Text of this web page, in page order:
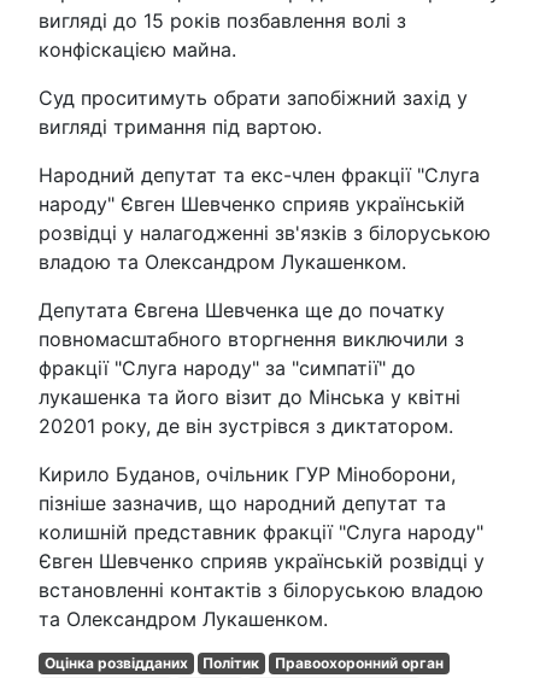
вигляді до 15 років позбавлення волі з
конфіскацією майна.
Суд проситимуть обрати запобіжний захід у
вигляді тримання під вартою.
Народний депутат та екс-член фракції "Слуга
народу" Євген Шевченко сприяв українській
розвідці у налагодженні зв'язків з білоруською
владою та Олександром Лукашенком.
Депутата Євгена Шевченка ще до початку
повномасштабного вторгнення виключили з
фракції "Слуга народу" за "симпатії" до
лукашенка та його візит до Мінська у квітні
20201 року, де він зустрівся з диктатором.
Кирило Буданов, очільник ГУР Міноборони,
пізніше зазначив, що народний депутат та
колишній представник фракції "Слуга народу"
Євген Шевченко сприяв українській розвідці у
встановленні контактів з білоруською владою
та Олександром Лукашенком.
Оцінка розвідданих Політик
Правоохоронний орган